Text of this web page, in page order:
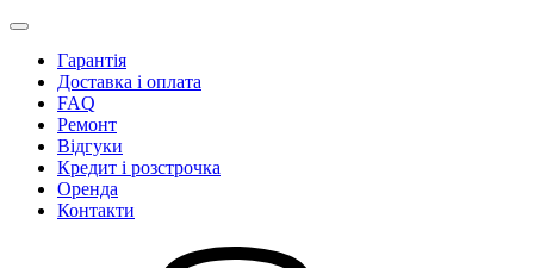
Гарантія
Доставка і оплата
FAQ
Ремонт
Відгуки
Кредит і розстрочка
Оренда
Контакти